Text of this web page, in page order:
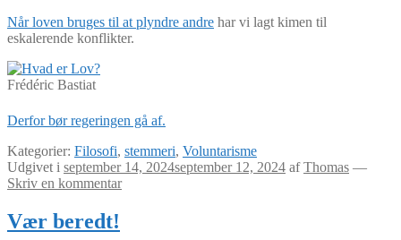
Når loven bruges til at plyndre andre har vi lagt kimen til
eskalerende konflikter.
Frédéric Bastiat
Derfor bør regeringen gå af.
Kategorier: Filosofi, stemmeri, Voluntarisme
Udgivet i september 14, 2024september 12, 2024 afThomas —
Skriv en kommentar
Vær beredt!